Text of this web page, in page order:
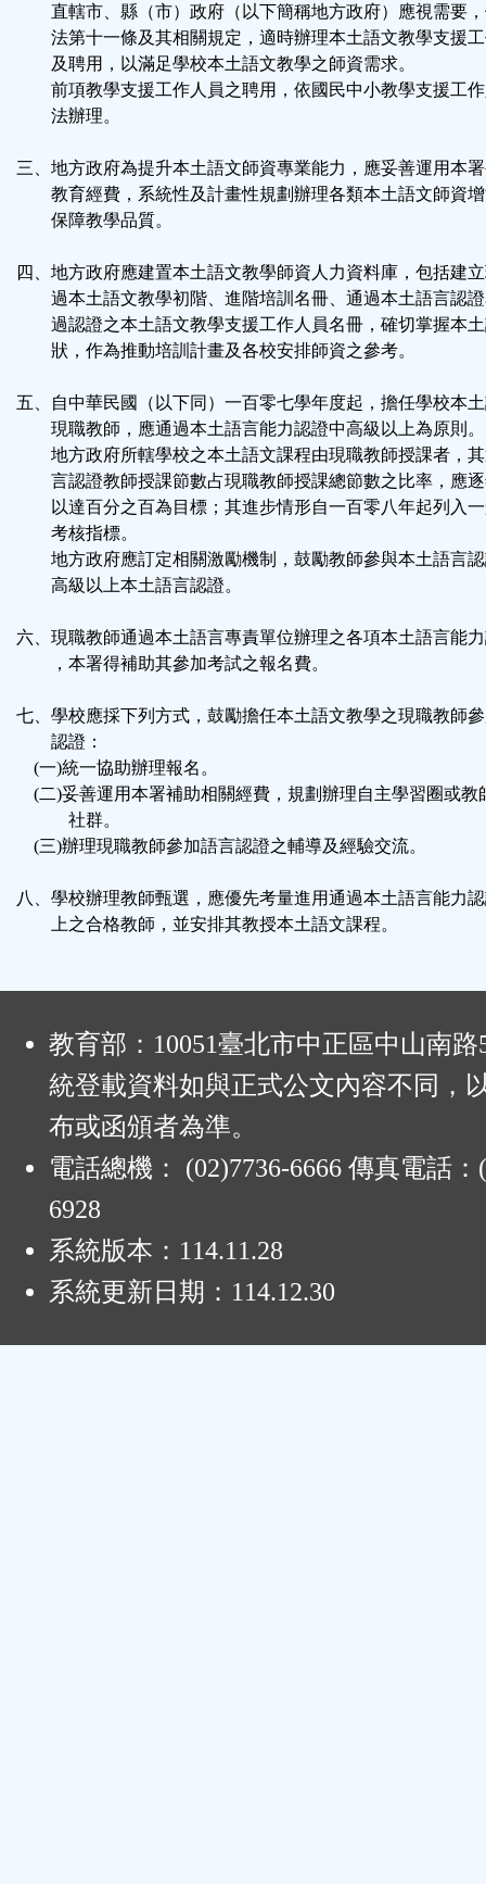
區
直轄市、縣（市）政府（以下簡稱地方政府）應視需要，
法第十一條及其相關規定，適時辦理本土語文教學支援工
及聘用，以滿足學校本土語文教學之師資需求。
前項教學支援工作人員之聘用，依國民中小教學支援工作
法辦理。
三、地方政府為提升本土語文師資專業能力，應妥善運用本
教育經費，系統性及計畫性規劃辦理各類本土語文師資增
保障教學品質。
四、地方政府應建置本土語文教學師資人力資料庫，包括建
過本土語文教學初階、進階培訓名冊、通過本土語言認證
過認證之本土語文教學支援工作人員名冊，確切掌握本土
狀，作為推動培訓計畫及各校安排師資之參考。
五、自中華民國（以下同）一百零七學年度起，擔任學校本
現職教師，應通過本土語言能力認證中高級以上為原則。
地方政府所轄學校之本土語文課程由現職教師授課者，其
言認證教師授課節數占現職教師授課總節數之比率，應逐
以達百分之百為目標；其進步情形自一百零八年起列入一
考核指標。
地方政府應訂定相關激勵機制，鼓勵教師參與本土語言認
高級以上本土語言認證。
六、現職教師通過本土語言專責單位辦理之各項本土語言能
，本署得補助其參加考試之報名費。
七、學校應採下列方式，鼓勵擔任本土語文教學之現職教師
認證：
(一)統一協助辦理報名。
(二)妥善運用本署補助相關經費，規劃辦理自主學習圈或教
社群。
(三)辦理現職教師參加語言認證之輔導及經驗交流。
八、學校辦理教師甄選，應優先考量進用通過本土語言能力
上之合格教師，並安排其教授本土語文課程。
教育部：10051臺北市中正區中山南
統登載資料如與正式公文內容不同，
布或函頒者為準。
電話總機： (02)7736-6666 傳真電話：
6928
系統版本： 114.11.28
系統更新日期： 114.12.30